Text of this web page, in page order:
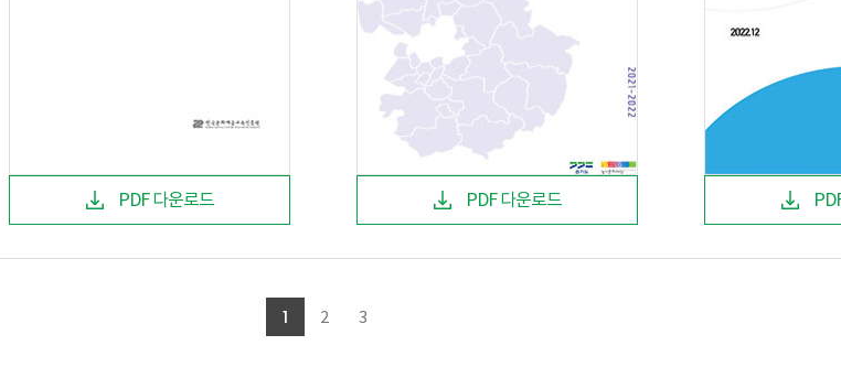
PDF 다운로드 PDF 다운로드
1 2 3